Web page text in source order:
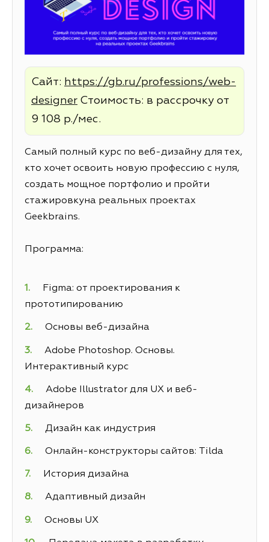
Сайт: https://gb.ru/professions/web-
designer Стоимость: в рассрочку от
9 108 р./мес.
Самый полный курс по веб-дизайну для тех,
кто хочет освоить новую профессию с нуля,
создать мощное портфолио и пройти
стажировкуна реальных проектах
Geekbrains.
Программа:
Figma: от проектирования к
прототипированию
Основы веб-дизайна
Adobe Photoshop. Основы.
Интерактивный курс
Adobe Illustrator для UX и веб-
дизайнеров
Дизайн как индустрия
Онлайн-конструкторы сайтов: Tilda
История дизайна
Адаптивный дизайн
Основы UX